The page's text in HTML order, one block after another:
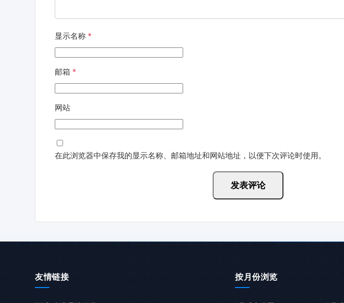
显示名称 *
邮箱 *
网站
在此浏览器中保存我的显示名称、邮箱地址和网站地址，以便下次评论时使用。
友情链接 按月份浏览